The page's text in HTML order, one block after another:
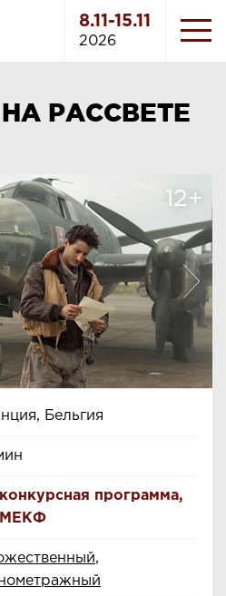
8.11-15.11
2026
РАССВЕТЕ
12+
Бельгия
программа,
МЕКФ
,